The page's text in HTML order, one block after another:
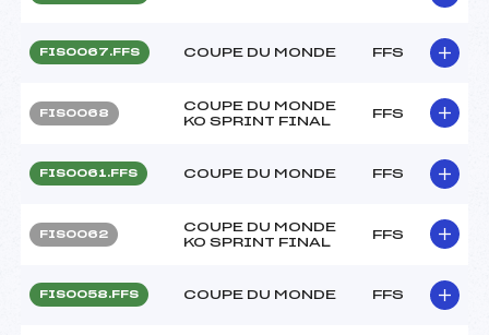
FIS0067.FFS COUPE DU MONDE FFS
FIS0068
COUPE DU MONDE
KO SPRINT FINAL
FFS
FIS0061.FFS COUPE DU MONDE FFS
FIS0062
COUPE DU MONDE
KO SPRINT FINAL
FFS
FIS0058.FFS COUPE DU MONDE FFS